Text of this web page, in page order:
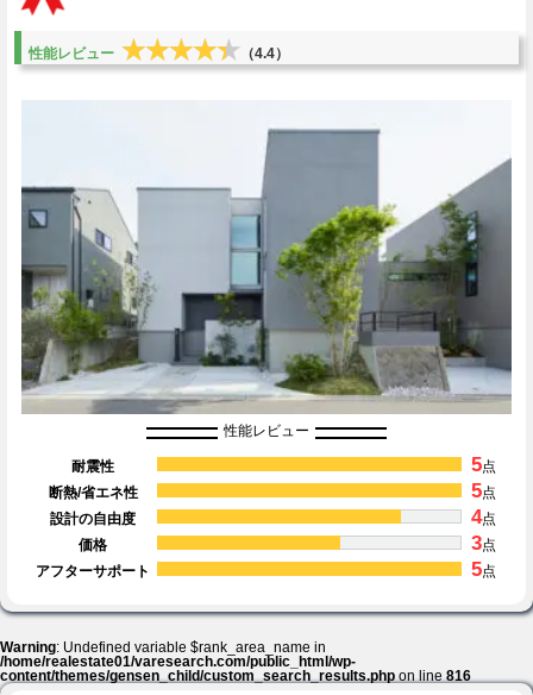
性能レビュー ★★★★★
★★★★★ （4.4）
性能レビュー
耐震性 5点
断熱/省エネ性
5点
設計の自由度
4点
価格
3点
アフターサポート
5点
Warning: Undefined variable $rank_area_name in
/home/realestate01/varesearch.com/public_html/wp-
content/themes/gensen_child/custom_search_results.phpon line816